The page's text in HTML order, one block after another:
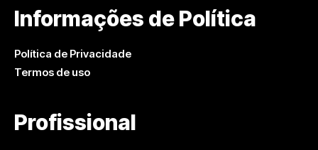
Informações de Política
Política de Privacidade
Termos de uso
Profissional